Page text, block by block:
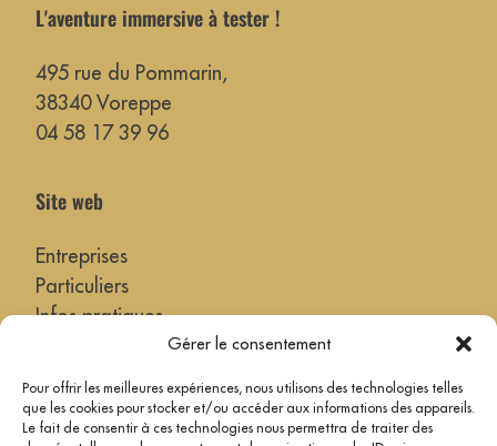
Gérer le consentement
Pour offrir les meilleures expériences, nous utilisons des technologies telles
que les cookies pour stocker et/ou accéder aux informations des appareils.
Le fait de consentir à ces technologies nous permettra de traiter des
L'aventure immersive à tester !
495 rue du Pommarin,
38340 Voreppe
04 58 17 39 96
Site web
Entreprises
Particuliers
Infos pratiques
> Nos villes référentes !